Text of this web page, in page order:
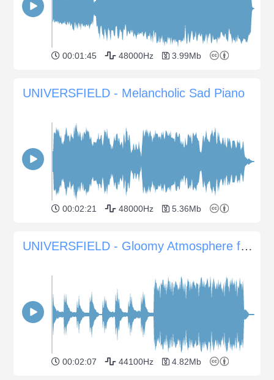
00:01:45 48000Hz 3.99Mb
UNIVERSFIELD - Melancholic Sad Piano
00:02:21 48000Hz 5.36Mb
UNIVERSFIELD - Gloomy Atmosphere for Documentaries
00:02:07 44100Hz 4.82Mb